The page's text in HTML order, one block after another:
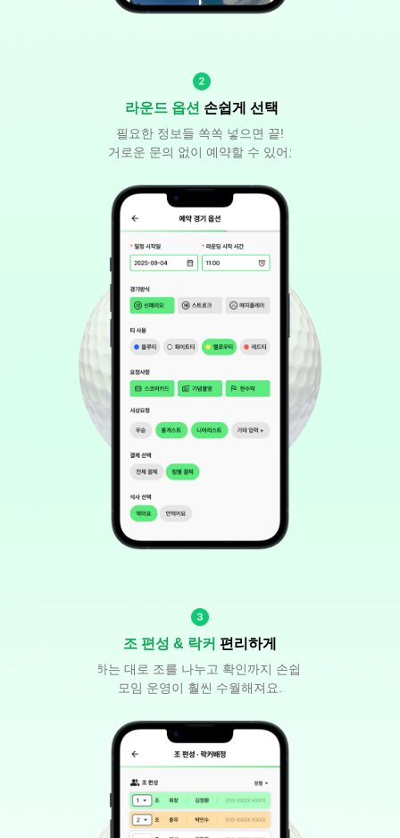
조 편성 & 락커 편리하게
원하는 대로 조를 나누고 확인까지 손쉽게!
모임 운영이 훨씬 수월해져요.
라운드 옵션 손쉽게 선택
필요한 정보들 쏙쏙 넣으면 끝!
번거로운 문의 없이 예약할 수 있어요.